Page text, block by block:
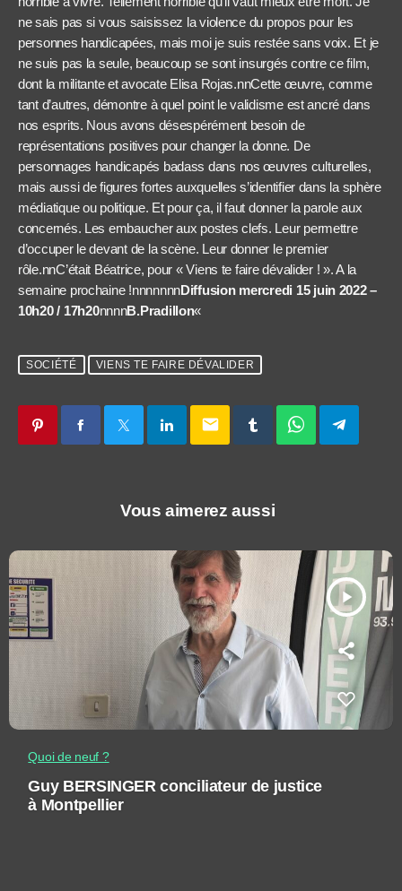
ne sais pas si vous saisissez la violence du propos pour les
personnes handicapées, mais moi je suis restée sans voix. Et je
ne suis pas la seule, beaucoup se sont insurgés contre ce film,
dont la militante et avocate Elisa Rojas.nnCette œuvre, comme
tant d’autres, démontre à quel point le validisme est ancré dans
nos esprits. Nous avons désespérément besoin de
représentations positives pour changer la donne. De
personnages handicapés badass dans nos œuvres culturelles,
mais aussi de figures fortes auxquelles s’identifier dans la sphère
médiatique ou politique. Et pour ça, il faut donner la parole aux
concernés. Les embaucher aux postes clefs. Leur permettre
d’occuper le devant de la scène. Leur donner le premier
rôle.nnC’était Béatrice, pour « Viens te faire dévalider ! ». A la
semaine prochaine !nnnnnnnDiffusion mercredi 15 juin 2022 –
10h20 / 17h20nnnnB.Pradillon«
SOCIÉTÉ VIENS TE FAIRE DÉVALIDER
email
Vous aimerez aussi
play_arrow
Quoi de neuf ?
Guy BERSINGER conciliateur de justice
à Montpellier